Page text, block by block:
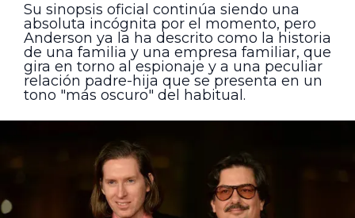
Su sinopsis oficial continúa siendo una
absoluta incógnita por el momento, pero
Anderson ya la ha descrito como la historia
de una familia y una empresa familiar, que
gira en torno al espionaje y a una peculiar
relación padre-hija que se presenta en un
tono "más oscuro" del habitual.